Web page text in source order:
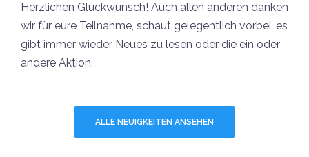
Herzlichen Glückwunsch! Auch allen anderen danken
wir für eure Teilnahme, schaut gelegentlich vorbei, es
gibt immer wieder Neues zu lesen oder die ein oder
andere Aktion.
ALLE NEUIGKEITEN ANSEHEN